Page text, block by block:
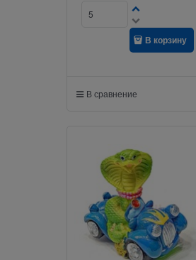
В корзину
В сравнение